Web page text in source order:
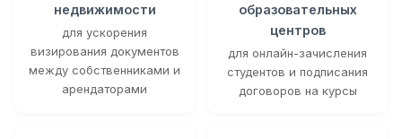
недвижимости
для ускорения
визирования документов
между собственниками и
арендаторами
образовательных
центров
для онлайн-зачисления
студентов и подписания
договоров на курсы